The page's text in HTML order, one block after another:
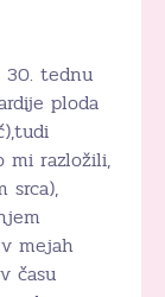
30. tednu
ploda
mi razložili,
srca),
mejah
času